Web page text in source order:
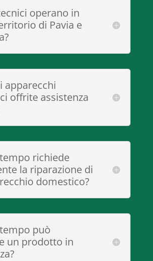
operano in
di Pavia e
apparecchi
offrite assistenza
richiede
la riparazione di
domestico?
può
un prodotto in